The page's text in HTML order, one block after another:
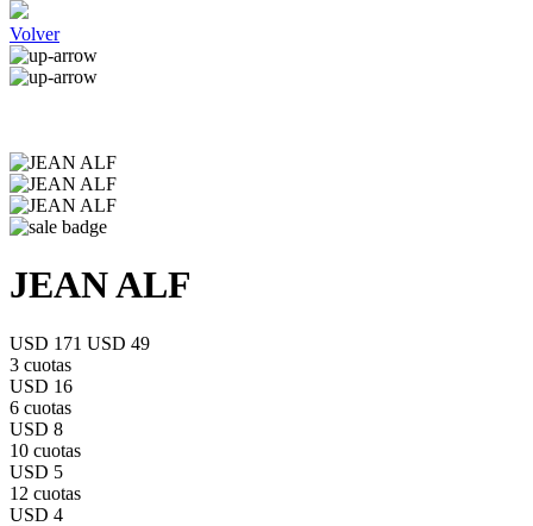
Volver
JEAN ALF
USD 171 USD 49
3 cuotas
USD 16
6 cuotas
USD 8
10 cuotas
USD 5
12 cuotas
USD 4